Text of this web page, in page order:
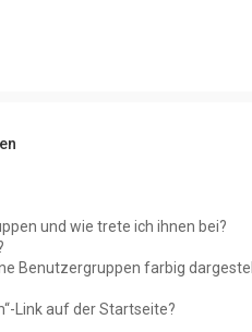
und wie trete ich ihnen bei?
Benutzergruppen farbig
Link auf der Startseite?